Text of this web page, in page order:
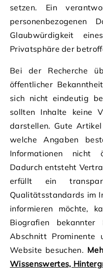
setzen. Ein
personenbezogenen
Glaubwürdigkeit
Privatsphäre der
Bei der Recherche
öffentlicher
sich nicht eindeutig
sollten Inhalte keine
darstellen. Gute
welche Angaben
Informationen nicht
Dadurch entsteht
erfüllt ein
Qualitätsstandards im
informieren möchte,
Biografien bekannter
Abschnitt Prominente
Website besuchen.
Wissenswertes,